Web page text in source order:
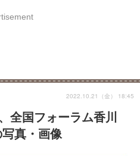
明会・相談会
全国フォーラム香川
真・画像
2022.10.21（金） 18:45